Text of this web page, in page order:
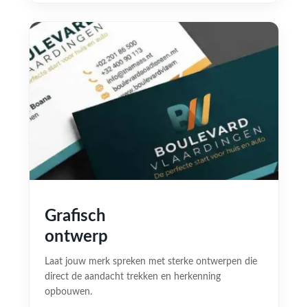
Grafisch
ontwerp
Laat jouw merk spreken met sterke ontwerpen die
direct de aandacht trekken en herkenning
opbouwen.